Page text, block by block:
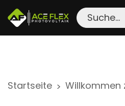
Startseite > Willkommen